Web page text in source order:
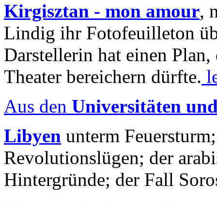
Kirgisztan - mon amour,
Lindig ihr Fotofeuilleton
Darstellerin hat einen Plan,
Theater bereichern dürfte.
Aus den Universitäten
Libyen unterm
Revolutionslügen; der
Hintergründe; der Fall